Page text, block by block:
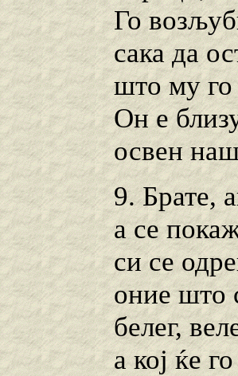
Го
сака да
што му го
Он е
освен
9. Брате,
а се
си се
оние што
белег,
а кој ќе